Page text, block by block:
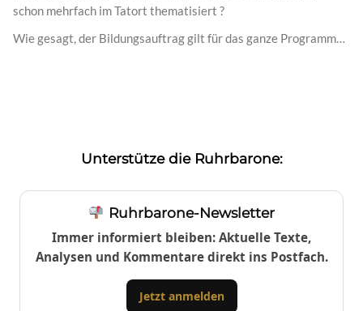
schon mehrfach im Tatort thematisiert ?
Wie gesagt, der Bildungsauftrag gilt für das ganze Programm…
Unterstütze die Ruhrbarone:
Ruhrbarone-Newsletter
Immer informiert bleiben: Aktuelle Texte,
Analysen und Kommentare direkt ins Postfach.
Jetzt anmelden